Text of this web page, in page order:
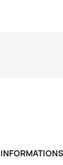
INFORMATIONS